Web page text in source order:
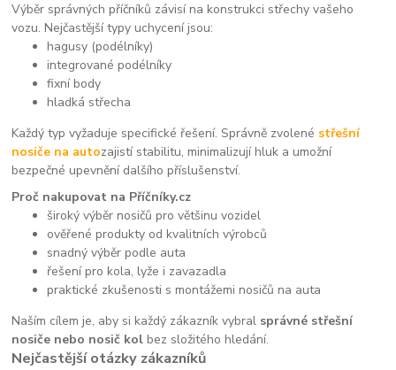
Výběr správných příčníků závisí na konstrukci střechy vašeho
vozu. Nejčastější typy uchycení jsou:
hagusy (podélníky)
integrované podélníky
fixní body
hladká střecha
Každý typ vyžaduje specifické řešení. Správně zvolené střešní
nosiče na autozajistí stabilitu, minimalizují hluk a umožní
bezpečné upevnění dalšího příslušenství.
Proč nakupovat na Příčníky.cz
široký výběr nosičů pro většinu vozidel
ověřené produkty od kvalitních výrobců
snadný výběr podle auta
řešení pro kola, lyže i zavazadla
praktické zkušenosti s montážemi nosičů na auta
Naším cílem je, aby si každý zákazník vybral správné střešní
nosiče nebo nosič kol bez složitého hledání.
Nejčastější otázky zákazníků